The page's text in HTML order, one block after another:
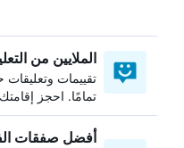
الملايين من
تقييمات وتعليقات
تمامًا. احجز
أفضل صفقات